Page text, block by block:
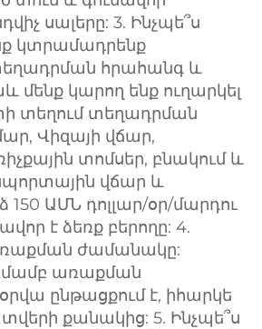
սալերը: 3. Ինչպե՞ս
կտրամադրենք
հրահանգ և
մենք կարող ենք ուղարկել
տեղում տեղադրման
Վիզայի վճար,
տոմսեր, բնակում և
վճար և
ԱՄՆ դոլլար/օր/մարդու
է ձեռք բերողը: 4.
ժամանակը:
առաքման
ընթացքում է, իհարկե
քանակից: 5. Ինչպե՞ս